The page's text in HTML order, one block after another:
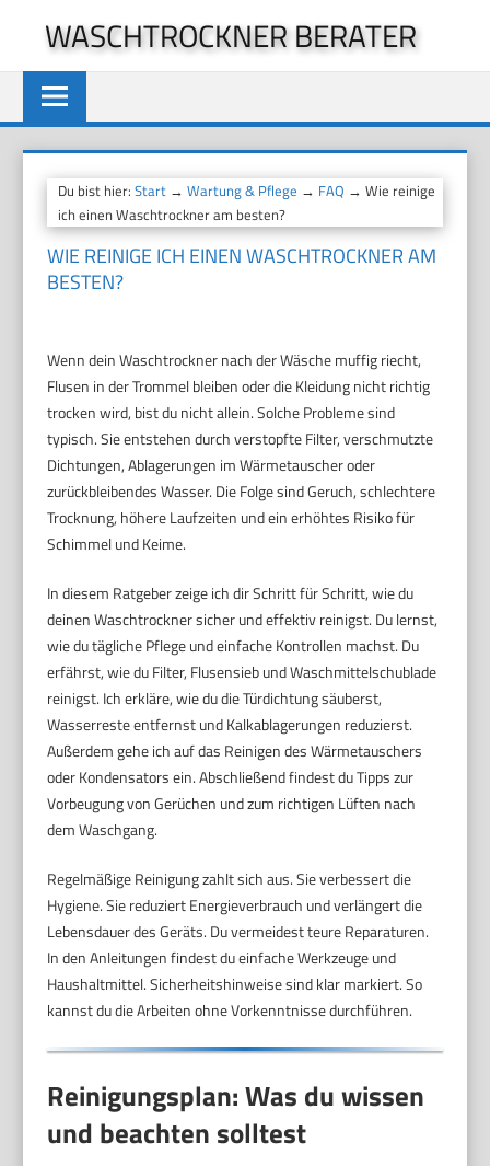
springen
WASCHTROCKNER BERATER
Du bist hier:Start →Wartung & Pflege → FAQ → Wie reinige
ich einen Waschtrockner am besten?
WIE REINIGE ICH EINEN WASCHTROCKNER AM
BESTEN?
Wenn dein Waschtrockner nach der Wäsche muffig riecht,
Flusen in der Trommel bleiben oder die Kleidung nicht richtig
trocken wird, bist du nicht allein. Solche Probleme sind
typisch. Sie entstehen durch verstopfte Filter, verschmutzte
Dichtungen, Ablagerungen im Wärmetauscher oder
zurückbleibendes Wasser. Die Folge sind Geruch, schlechtere
Trocknung, höhere Laufzeiten und ein erhöhtes Risiko für
Schimmel und Keime.
In diesem Ratgeber zeige ich dir Schritt für Schritt, wie du
deinen Waschtrockner sicher und effektiv reinigst. Du lernst,
wie du tägliche Pflege und einfache Kontrollen machst. Du
erfährst, wie du Filter, Flusensieb und Waschmittelschublade
reinigst. Ich erkläre, wie du die Türdichtung säuberst,
Wasserreste entfernst und Kalkablagerungen reduzierst.
Außerdem gehe ich auf das Reinigen des Wärmetauschers
oder Kondensators ein. Abschließend findest du Tipps zur
Vorbeugung von Gerüchen und zum richtigen Lüften nach
dem Waschgang.
Regelmäßige Reinigung zahlt sich aus. Sie verbessert die
Hygiene. Sie reduziert Energieverbrauch und verlängert die
Lebensdauer des Geräts. Du vermeidest teure Reparaturen.
In den Anleitungen findest du einfache Werkzeuge und
Haushaltmittel. Sicherheitshinweise sind klar markiert. So
kannst du die Arbeiten ohne Vorkenntnisse durchführen.
Reinigungsplan: Was du wissen
und beachten solltest